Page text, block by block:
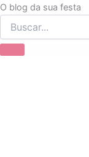
O blog da sua festa
Ir
para
o